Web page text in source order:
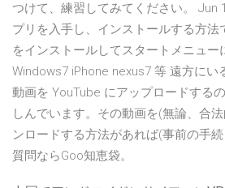
つけて、練習してみてください。 Jun
プリを入手し、インストールする方法
をインストールしてスタートメニュー
Windows7 iPhone nexus7 等 遠方にい
動画を YouTube にアップロードする
しんでいます。その動画を(無論、合
ンロードする方法があれば(事前の手
質問ならGoo知恵袋。